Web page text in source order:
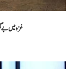
غزہ میں بے